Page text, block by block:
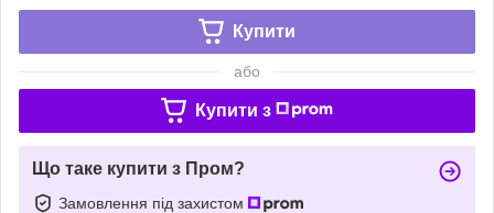
Купити
або
Купити з
Що таке купити з Пром?
Замовлення під захистом